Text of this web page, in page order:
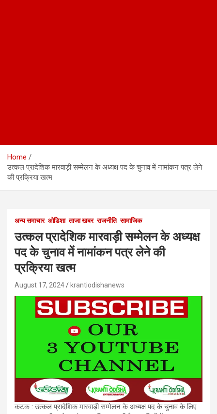
Home
उत्कल प्रादेशिक मारवाड़ी सम्मेलन के अध्यक्ष पद के चुनाव में नामांकन पत्र लेने
की प्रक्रिया खत्म
अन्य समाचार ओडिशा ताजा खबर राजनीति सामाजिक
उत्कल प्रादेशिक मारवाड़ी सम्मेलन के अध्यक्ष
पद के चुनाव में नामांकन पत्र लेने की
प्रक्रिया खत्म
August 17, 2024 krantiodishanews
कटक : उत्कल प्रादेशिक मारवाड़ी सम्मेलन के अध्यक्ष पद के चुनाव के लिए